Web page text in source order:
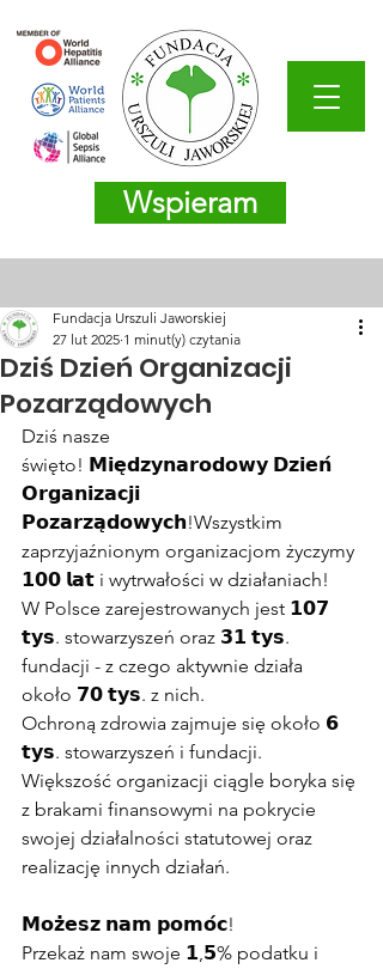
Wspieram
Dziś Dzień Organizacji
Pozarządowych
Fundacja Urszuli Jaworskiej
27 lut 2025 1 minut(y) czytania
Dziś nasze
święto! 𝗠𝗶𝗲̨𝗱𝘇𝘆𝗻𝗮𝗿𝗼𝗱𝗼𝘄𝘆 𝗗𝘇𝗶𝗲𝗻́
𝗢𝗿𝗴𝗮𝗻𝗶𝘇𝗮𝗰𝗷𝗶
𝗣𝗼𝘇𝗮𝗿𝘇𝗮̨𝗱𝗼𝘄𝘆𝗰𝗵!Wszystkim
zaprzyjaźnionym organizacjom życzymy
𝟭𝟬𝟬 𝗹𝗮𝘁 i wytrwałości w działaniach!
W Polsce zarejestrowanych jest 𝟭𝟬𝟳
𝘁𝘆𝘀. stowarzyszeń oraz 𝟯𝟭 𝘁𝘆𝘀.
fundacji - z czego aktywnie działa
około 𝟳𝟬 𝘁𝘆𝘀. z nich.
Ochroną zdrowia zajmuje się około 𝟲
𝘁𝘆𝘀. stowarzyszeń i fundacji.
Większość organizacji ciągle boryka się
z brakami finansowymi na pokrycie
swojej działalności statutowej oraz
realizację innych działań.
𝗠𝗼𝘇̇𝗲𝘀𝘇 𝗻𝗮𝗺 𝗽𝗼𝗺𝗼́𝗰!
Przekaż nam swoje 𝟭,𝟱% podatku i